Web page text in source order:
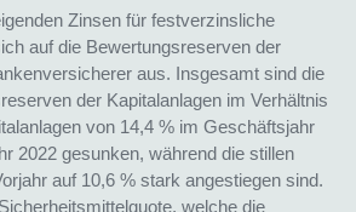
Zinsen für festverzinsliche
auf die Bewertungsreserven der
aus. Insgesamt sind die
der Kapitalanlagen im Verhältnis
von 14,4 % im Geschäftsjahr
2022 gesunken, während die stillen
auf 10,6 % stark angestiegen sind.
welche die